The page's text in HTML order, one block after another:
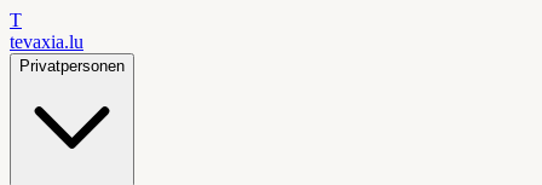
T
tevaxia.lu
Privatpersonen